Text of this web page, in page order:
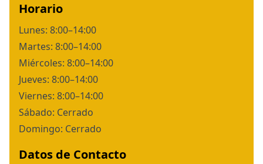
Horario
Lunes: 8:00–14:00
Martes: 8:00–14:00
Miércoles: 8:00–14:00
Jueves: 8:00–14:00
Viernes: 8:00–14:00
Sábado: Cerrado
Domingo: Cerrado
Datos de Contacto